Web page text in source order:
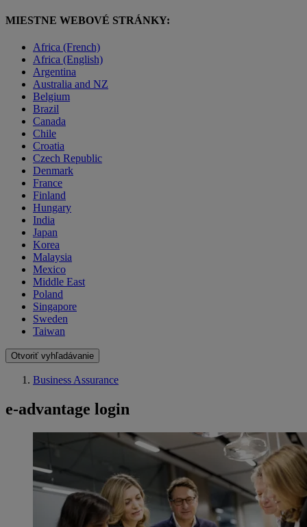
MIESTNE WEBOVÉ STRÁNKY:
Africa (French)
Africa (English)
Argentina
Australia and NZ
Belgium
Brazil
Canada
Chile
Croatia
Czech Republic
Denmark
France
Finland
Hungary
India
Japan
Korea
Malaysia
Mexico
Middle East
Poland
Singapore
Sweden
Taiwan
Otvoriť vyhľadávanie
Business Assurance
e-advantage login